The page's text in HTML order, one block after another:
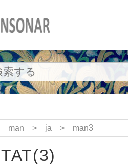
man > ja > man3